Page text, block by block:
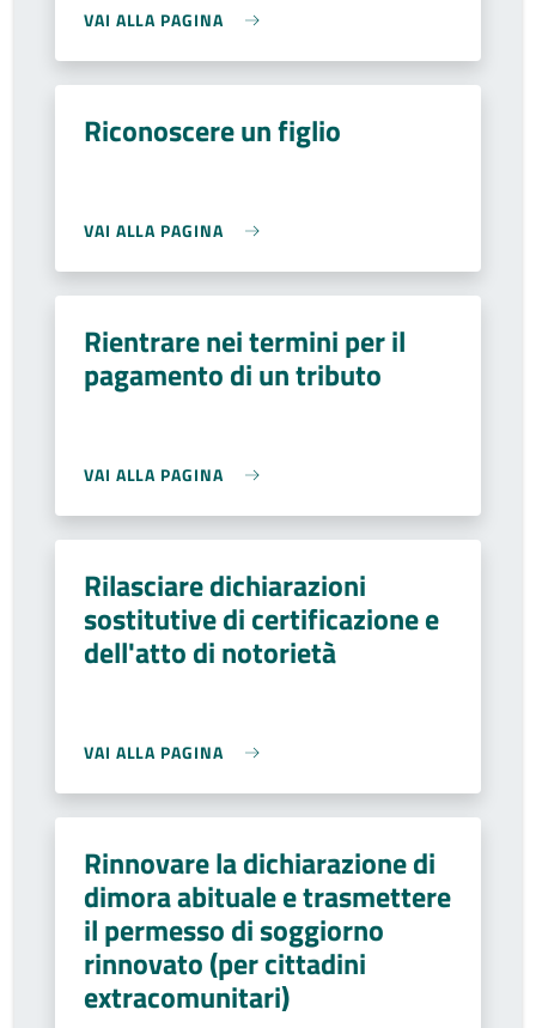
VAI ALLA PAGINA
Riconoscere un figlio
VAI ALLA PAGINA
Rientrare nei termini per il
pagamento di un tributo
VAI ALLA PAGINA
Rilasciare dichiarazioni
sostitutive di certificazione e
dell'atto di notorietà
VAI ALLA PAGINA
Rinnovare la dichiarazione di
dimora abituale e trasmettere
il permesso di soggiorno
rinnovato (per cittadini
extracomunitari)